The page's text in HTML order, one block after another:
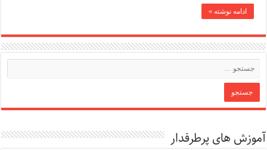
ادامه نوشته »
آموزش های پرطرفدار